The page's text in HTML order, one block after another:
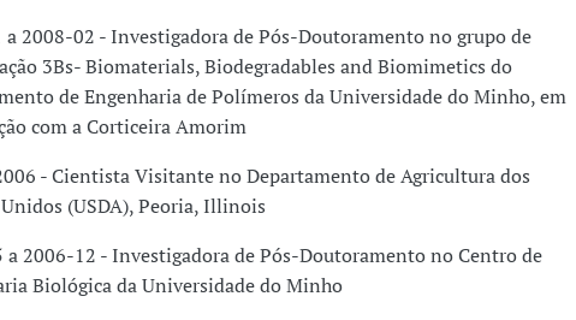
a 2008-02 - Investigadora de Pós-Doutoramento no grupo de
3Bs- Biomaterials, Biodegradables and Biomimetics do
de Engenharia de Polímeros da Universidade do Minho, em
com a Corticeira Amorim
- Cientista Visitante no Departamento de Agricultura dos
(USDA), Peoria, Illinois
a 2006-12 - Investigadora de Pós-Doutoramento no Centro de
Biológica da Universidade do Minho